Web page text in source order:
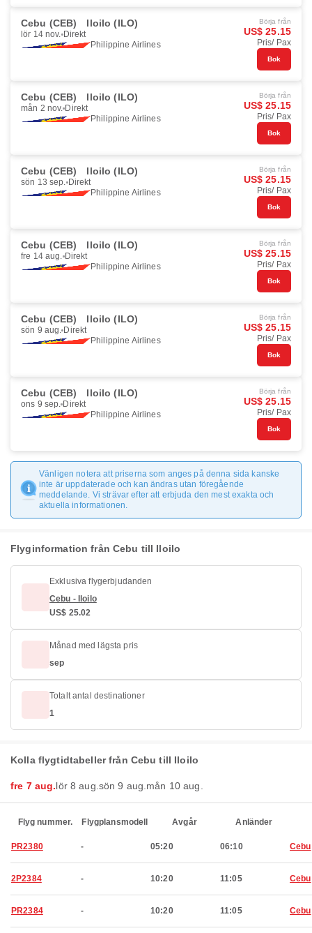
Cebu (CEB) Iloilo (ILO)
lör 14 nov. Direkt
Philippine Airlines
Börja från
US$ 25.15
Pris/ Pax
Bok
Cebu (CEB) Iloilo (ILO)
mån 2 nov. Direkt
Philippine Airlines
Börja från
US$ 25.15
Pris/ Pax
Bok
Cebu (CEB) Iloilo (ILO)
sön 13 sep. Direkt
Philippine Airlines
Börja från
US$ 25.15
Pris/ Pax
Bok
Cebu (CEB) Iloilo (ILO)
fre 14 aug. Direkt
Philippine Airlines
Börja från
US$ 25.15
Pris/ Pax
Bok
Cebu (CEB) Iloilo (ILO)
sön 9 aug. Direkt
Philippine Airlines
Börja från
US$ 25.15
Pris/ Pax
Bok
Cebu (CEB) Iloilo (ILO)
ons 9 sep. Direkt
Philippine Airlines
Börja från
US$ 25.15
Pris/ Pax
Bok
Vänligen notera att priserna som anges på denna sida kanske
inte är uppdaterade och kan ändras utan föregående
meddelande. Vi strävar efter att erbjuda den mest exakta och
aktuella informationen.
Flyginformation från Cebu till Iloilo
Exklusiva flygerbjudanden
Cebu - Iloilo
US$ 25.02
Månad med lägsta pris
sep
Totalt antal destinationer
1
Kolla flygtidtabeller från Cebu till Iloilo
fre 7 aug.lör 8 aug. sön 9 aug. mån 10 aug.
Flyg nummer. Flygplansmodell Avgår Anländer
PR2380 - 05:20 06:10 Cebu
2P2384 - 10:20 11:05 Cebu
PR2384 - 10:20 11:05 Cebu